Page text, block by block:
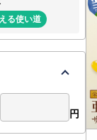
る使い道
円